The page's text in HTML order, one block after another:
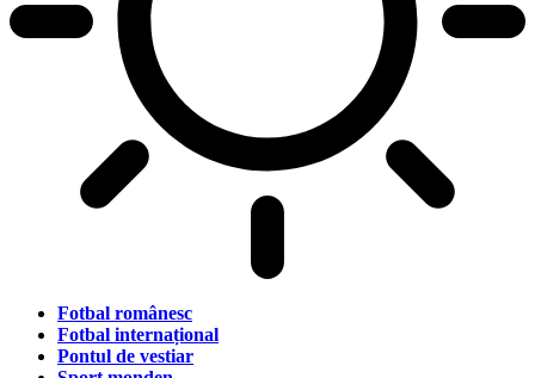
Fotbal românesc
Fotbal internațional
Pontul de vestiar